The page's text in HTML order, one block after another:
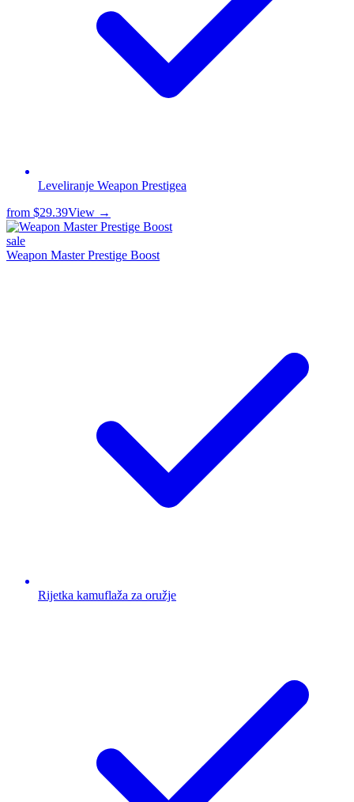
Leveliranje Weapon Prestigea
from $29.39View →
sale
Weapon Master Prestige Boost
Rijetka kamuflaža za oružje